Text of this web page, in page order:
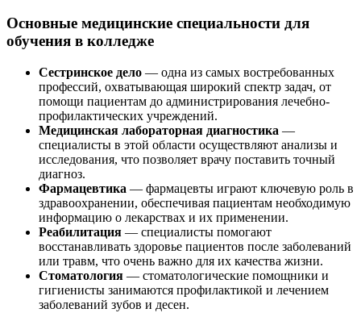
Основные медицинские специальности для
обучения в колледже
Сестринское дело — одна из самых востребованных
профессий, охватывающая широкий спектр задач, от
помощи пациентам до администрирования лечебно-
профилактических учреждений.
Медицинская лабораторная диагностика —
специалисты в этой области осуществляют анализы и
исследования, что позволяет врачу поставить точный
диагноз.
Фармацевтика — фармацевты играют ключевую роль в
здравоохранении, обеспечивая пациентам необходимую
информацию о лекарствах и их применении.
Реабилитация — специалисты помогают
восстанавливать здоровье пациентов после заболеваний
или травм, что очень важно для их качества жизни.
Стоматология — стоматологические помощники и
гигиенисты занимаются профилактикой и лечением
заболеваний зубов и десен.